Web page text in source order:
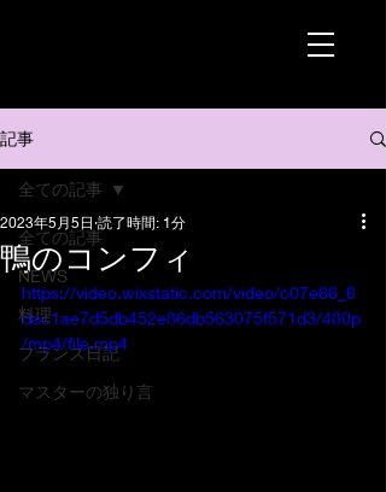
記事
全ての記事
NEWS
料理
フランス日記
マスターの独り言
全ての記事
鴨のコンフィ
2023年5月5日 読了時間: 1分
https://video.wixstatic.com/video/c07e66_6
dac1ae7d5db452e86db563075f571d3/480p
/mp4/file.mp4